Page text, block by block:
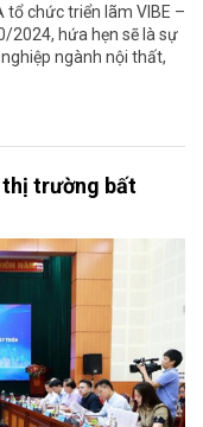
tổ chức triển lãm VIBE –
2024, hứa hẹn sẽ là sự
ngành nội thất,
thị trường bất